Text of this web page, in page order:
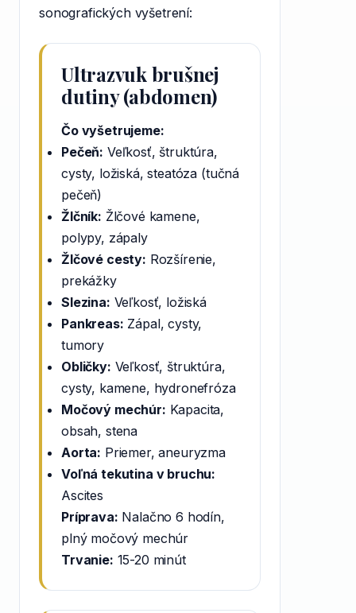
sonografických vyšetrení:
Ultrazvuk brušnej
dutiny (abdomen)
Čo vyšetrujeme:
Pečeň: Veľkosť, štruktúra,
cysty, ložiská, steatóza (tučná
pečeň)
Žlčník: Žlčové kamene,
polypy, zápaly
Žlčové cesty: Rozšírenie,
prekážky
Slezina: Veľkosť, ložiská
Pankreas: Zápal, cysty,
tumory
Obličky: Veľkosť, štruktúra,
cysty, kamene, hydronefróza
Močový mechúr: Kapacita,
obsah, stena
Aorta: Priemer, aneuryzma
Voľná tekutina v bruchu:
Ascites
Príprava: Nalačno 6 hodín,
plný močový mechúr
Trvanie: 15-20 minút